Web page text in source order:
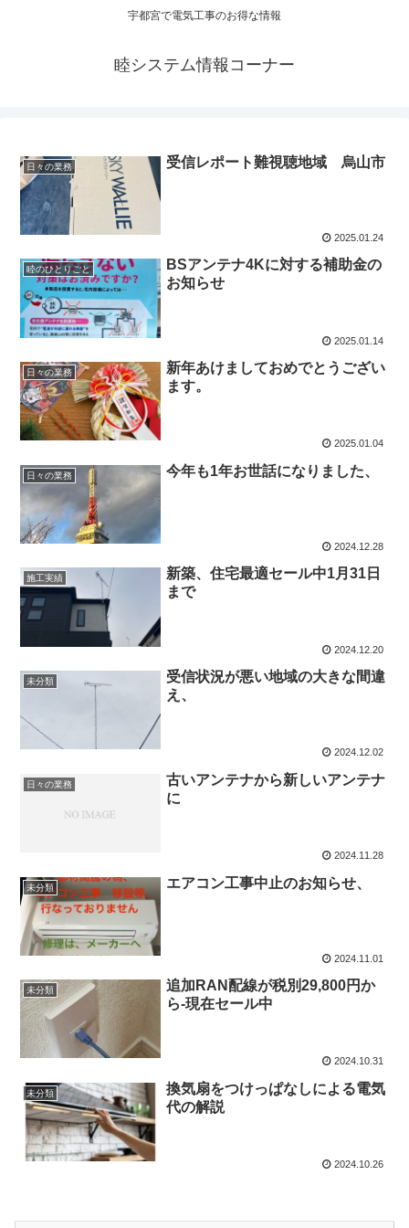
宇都宮で電気工事のお得な情報
睦システム情報コーナー
日々の業務 受信レポート難視聴地域 烏山市
2025.01.24
睦のひとりごと
BSアンテナ4Kに対する補助金の
お知らせ
2025.01.14
日々の業務
新年あけましておめでとうござい
ます。
2025.01.04
日々の業務 今年も1年お世話になりました、
2024.12.28
施工実績
新築、住宅最適セール中1月31日
まで
2024.12.20
未分類
受信状況が悪い地域の大きな間違
え、
2024.12.02
日々の業務
古いアンテナから新しいアンテナ
に
2024.11.28
未分類 エアコン工事中止のお知らせ、
2024.11.01
未分類
追加RAN配線が税別29,800円か
ら-現在セール中
2024.10.31
未分類
換気扇をつけっぱなしによる電気
代の解説
2024.10.26